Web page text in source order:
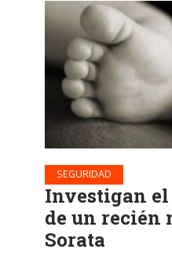
SEGURIDAD
Investigan
de un recién
Sorata